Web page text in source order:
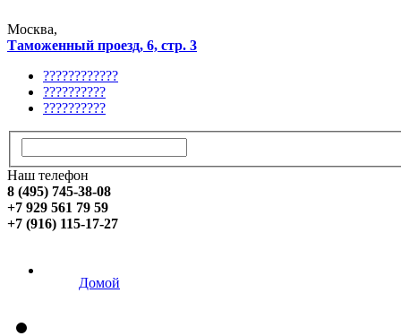
Москва,
Таможенный проезд, 6, стр. 3
????????????
??????????
??????????
Наш телефон
8 (495) 745-38-08
+7 929 561 79 59
+7 (916) 115-17-27
Домой